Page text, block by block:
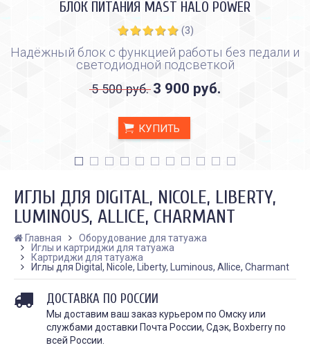
БЛОК ПИТАНИЯ MAST HALO POWER
(3)
Надёжный блок с функцией работы без педали и
светодиодной подсветкой
5 500 руб. 3 900 руб.
КУПИТЬ
ИГЛЫ ДЛЯ DIGITAL, NICOLE, LIBERTY,
LUMINOUS, ALLICE, CHARMANT
Главная
Оборудование для татуажа
Иглы и картриджи для татуажа
Картриджи для татуажа
Иглы для Digital, Nicole, Liberty, Luminous, Allice, Charmant
ДОСТАВКА ПО РОССИИ
Мы доставим ваш заказ курьером по Омску или
службами доставки Почта России, Сдэк, Boxberry по
всей России.